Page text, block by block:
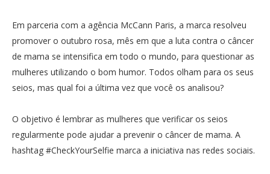
Em parceria com a agência McCann Paris, a marca resolveu
promover o outubro rosa, mês em que a luta contra o câncer
de mama se intensifica em todo o mundo, para questionar as
mulheres utilizando o bom humor. Todos olham para os seus
seios, mas qual foi a última vez que você os analisou?
O objetivo é lembrar as mulheres que verificar os seios
regularmente pode ajudar a prevenir o câncer de mama. A
hashtag #CheckYourSelfie marca a iniciativa nas redes sociais.